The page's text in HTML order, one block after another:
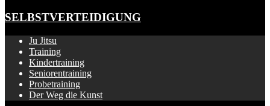
SELBSTVERTEIDIGUNG
Ju Jitsu
Training
Kindertraining
Seniorentraining
Probetraining
Der Weg die Kunst